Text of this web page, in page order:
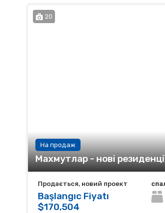
20
На продаж
Махмутлар - нові
Продається, новий проект
Başlangıc Fiyatı
$170,504